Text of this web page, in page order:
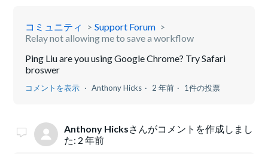
コミュニティ
Support Forum
Relay not allowing me to save a workflow
Ping Liu are you using Google Chrome? Try Safari
broswer
コメントを表示 Anthony Hicks 2 年前 1件の投票
Anthony Hicksさんがコメントを作成しまし
た: 2 年前